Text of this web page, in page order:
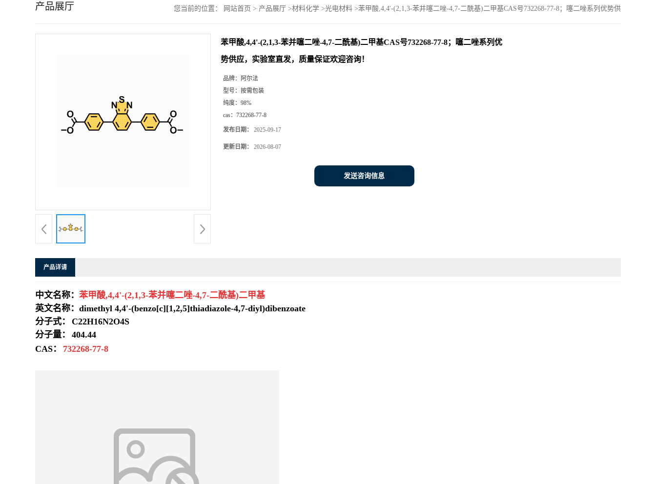
产品展厅 您当前的位置： 网站首页 > 产品展厅 >材料化学 >光电材料 >苯甲酸,4,4'-(2,1,3-苯并噻二唑-4,7-二酰基)二甲基CAS号732268-77-8；噻二唑系列优势供
苯甲酸,4,4'-(2,1,3-苯并噻二唑-4,7-二酰基)二甲基CAS号732268-77-8；噻二唑系列优
势供应，实验室直发，质量保证欢迎咨询！
品牌： 阿尔法
型号： 按需包装
纯度： 98%
cas： 732268-77-8
发布日期： 2025-09-17
更新日期： 2026-08-07
发送咨询信息
产品详请
中文名称： 苯甲酸,4,4'-(2,1,3-苯并噻二唑-4,7-二酰基)二甲基
英文名称：dimethyl 4,4'-(benzo[c][1,2,5]thiadiazole-4,7-diyl)dibenzoate
分子式：
C22H16N2O4S
分子量：
404.44
CAS：
732268-77-8